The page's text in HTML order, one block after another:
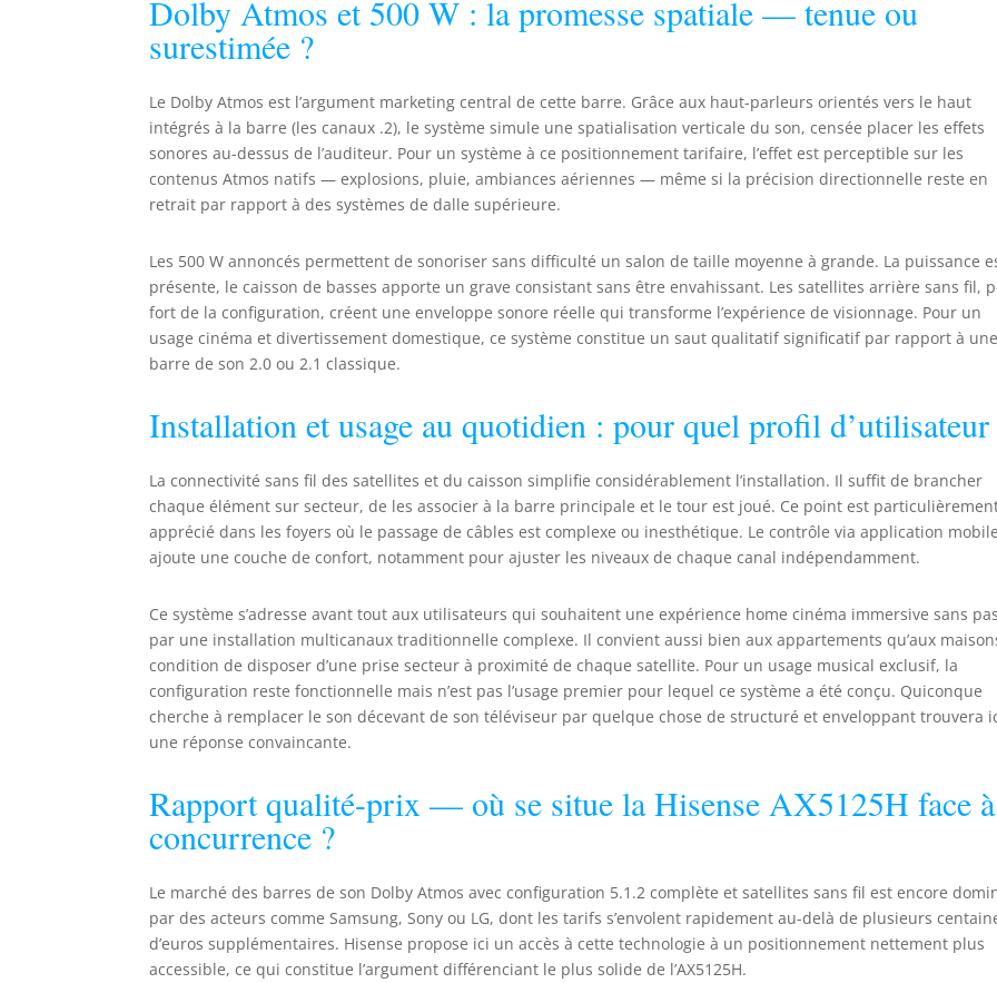
Dolby Atmos et 500 W : la promesse spatiale — tenue ou
surestimée ?
Le Dolby Atmos est l’argument marketing central de cette barre. Grâce aux haut-parleurs orientés vers le haut
intégrés à la barre (les canaux .2), le système simule une spatialisation verticale du son, censée placer les effets
sonores au-dessus de l’auditeur. Pour un système à ce positionnement tarifaire, l’effet est perceptible sur les
contenus Atmos natifs — explosions, pluie, ambiances aériennes — même si la précision directionnelle reste en
retrait par rapport à des systèmes de dalle supérieure.
Les 500 W annoncés permettent de sonoriser sans difficulté un salon de taille moyenne à grande. La puissance
présente, le caisson de basses apporte un grave consistant sans être envahissant. Les satellites arrière sans fil,
fort de la configuration, créent une enveloppe sonore réelle qui transforme l’expérience de visionnage. Pour un
usage cinéma et divertissement domestique, ce système constitue un saut qualitatif significatif par rapport à une
barre de son 2.0 ou 2.1 classique.
Installation et usage au quotidien : pour quel profil d’utilisateur
La connectivité sans fil des satellites et du caisson simplifie considérablement l’installation. Il suffit de brancher
chaque élément sur secteur, de les associer à la barre principale et le tour est joué. Ce point est
apprécié dans les foyers où le passage de câbles est complexe ou inesthétique. Le contrôle via application mobile
ajoute une couche de confort, notamment pour ajuster les niveaux de chaque canal indépendamment.
Ce système s’adresse avant tout aux utilisateurs qui souhaitent une expérience home cinéma immersive sans
par une installation multicanaux traditionnelle complexe. Il convient aussi bien aux appartements qu’aux
condition de disposer d’une prise secteur à proximité de chaque satellite. Pour un usage musical exclusif, la
configuration reste fonctionnelle mais n’est pas l’usage premier pour lequel ce système a été conçu. Quiconque
cherche à remplacer le son décevant de son téléviseur par quelque chose de structuré et enveloppant trouvera
une réponse convaincante.
Rapport qualité-prix — où se situe la Hisense AX5125H face
concurrence ?
Le marché des barres de son Dolby Atmos avec configuration 5.1.2 complète et satellites sans fil est encore
par des acteurs comme Samsung, Sony ou LG, dont les tarifs s’envolent rapidement au-delà de plusieurs
d’euros supplémentaires. Hisense propose ici un accès à cette technologie à un positionnement nettement plus
accessible, ce qui constitue l’argument différenciant le plus solide de l’AX5125H.